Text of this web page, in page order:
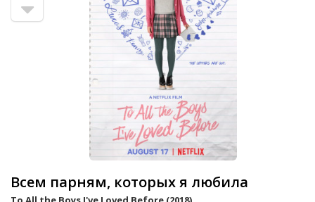
Всем парням, которых я любила